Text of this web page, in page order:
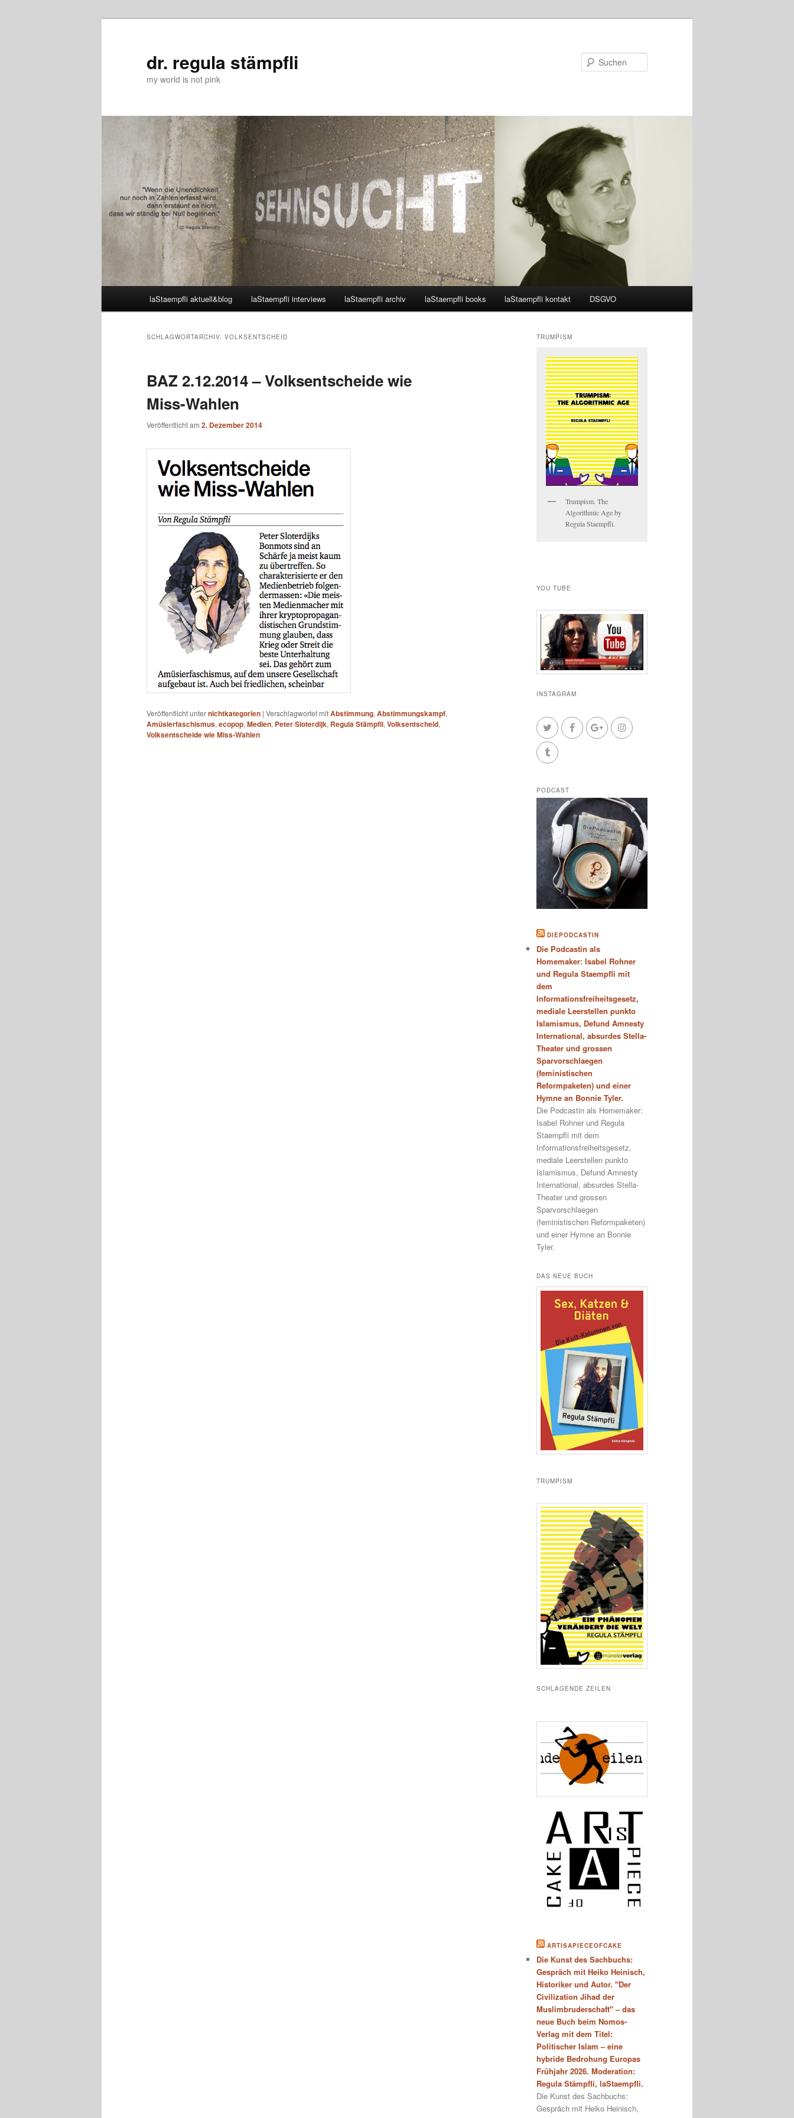
dr. regula stämpfli
my world is not pink
laStaempfli aktuell&blog laStaempfli interviews laStaempfli archiv laStaempfli books laStaempfli kontakt DSGVO
SCHLAGWORTARCHIV: VOLKSENTSCHEID
BAZ 2.12.2014 – Volksentscheide wie
Miss-Wahlen
Veröffentlicht am 2. Dezember 2014
Veröffentlicht unternichtkategorien | Verschlagwortet mitAbstimmung, Abstimmungskampf,
Amüsierfaschismus, ecopop, Medien, Peter Sloterdijk, Regula Stämpfli, Volksentscheid,
Volksentscheide wie Miss-Wahlen
TRUMPISM
Trumpism. The
Algorithmic Age by
Regula Staempfli.
YOU TUBE
INSTAGRAM
PODCAST
DIEPODCASTIN
Die Podcastin als
Homemaker: Isabel Rohner
und Regula Staempfli mit
dem
Informationsfreiheitsgesetz,
mediale Leerstellen punkto
Islamismus, Defund Amnesty
International, absurdes Stella-
Theater und grossen
Sparvorschlaegen
(feministischen
Reformpaketen) und einer
Hymne an Bonnie Tyler.
Die Podcastin als Homemaker:
Isabel Rohner und Regula
Staempfli mit dem
Informationsfreiheitsgesetz,
mediale Leerstellen punkto
Islamismus, Defund Amnesty
International, absurdes Stella-
Theater und grossen
Sparvorschlaegen
(feministischen Reformpaketen)
und einer Hymne an Bonnie
Tyler.
DAS NEUE BUCH
TRUMPISM
SCHLAGENDE ZEILEN
ARTISAPIECEOFCAKE
Die Kunst des Sachbuchs:
Gespräch mit Heiko Heinisch,
Historiker und Autor. "Der
Civilization Jihad der
Muslimbruderschaft" – das
neue Buch beim Nomos-
Verlag mit dem Titel:
Politischer Islam – eine
hybride Bedrohung Europas
Frühjahr 2026. Moderation:
Regula Stämpfli, laStaempfli.
Die Kunst des Sachbuchs:
Gespräch mit Heiko Heinisch,